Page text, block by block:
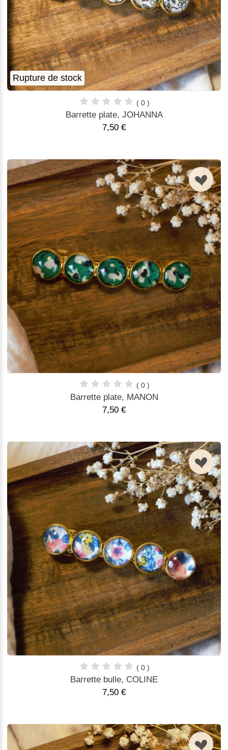
Rupture de stock
( 0 )
Barrette plate, JOHANNA
7,50 €
n
( 0 )
Barrette plate, MANON
7,50 €
n
( 0 )
Barrette bulle, COLINE
7,50 €